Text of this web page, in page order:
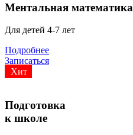
Ментальная математика
Для детей 4-7 лет
Подробнее
Записаться
Хит
Подготовка
к школе